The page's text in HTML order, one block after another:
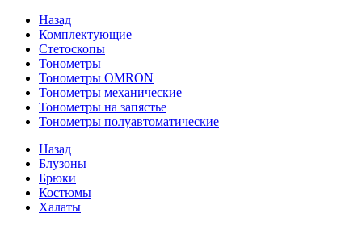
Назад
Комплектующие
Стетоскопы
Тонометры
Тонометры OMRON
Тонометры механические
Тонометры на запястье
Тонометры полуавтоматические
Назад
Блузоны
Брюки
Костюмы
Халаты